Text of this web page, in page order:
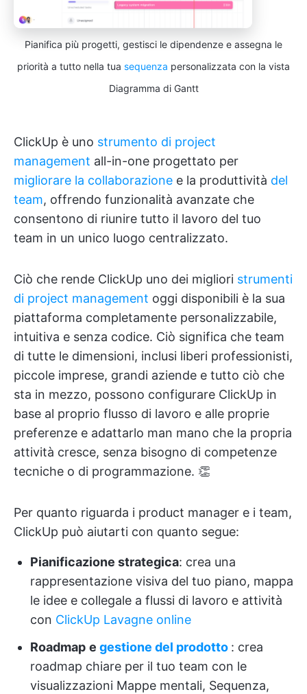
Pianifica più progetti, gestisci le dipendenze e assegna le
priorità a tutto nella tua sequenza personalizzata con la vista
Diagramma di Gantt
ClickUp è uno strumento di project
management all-in-one progettato per
migliorare la collaborazione e la produttività del
team, offrendo funzionalità avanzate che
consentono di riunire tutto il lavoro del tuo
team in un unico luogo centralizzato.
Ciò che rende ClickUp uno dei migliori strumenti
di project management oggi disponibili è la sua
piattaforma completamente personalizzabile,
intuitiva e senza codice. Ciò significa che team
di tutte le dimensioni, inclusi liberi professionisti,
piccole imprese, grandi aziende e tutto ciò che
sta in mezzo, possono configurare ClickUp in
base al proprio flusso di lavoro e alle proprie
preferenze e adattarlo man mano che la propria
attività cresce, senza bisogno di competenze
tecniche o di programmazione. 👏
Per quanto riguarda i product manager e i team,
ClickUp può aiutarti con quanto segue:
Pianificazione strategica: crea una
rappresentazione visiva del tuo piano, mappa
le idee e collegale a flussi di lavoro e attività
con ClickUp Lavagne online
Roadmap e gestione del prodotto : crea
roadmap chiare per il tuo team con le
visualizzazioni Mappe mentali, Sequenza,